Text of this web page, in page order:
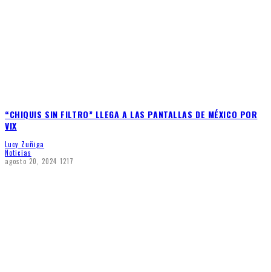
“CHIQUIS SIN FILTRO” LLEGA A LAS PANTALLAS DE MÉXICO POR
VIX
Lucy Zuñiga
Noticias
agosto 20, 2024 1217